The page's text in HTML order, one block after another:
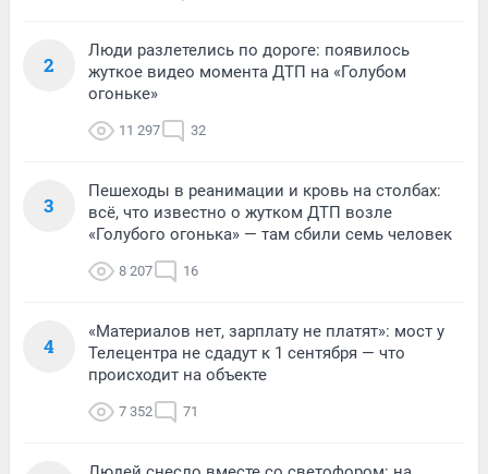
2
Люди разлетелись по дороге: появилось
жуткое видео момента ДТП на «Голубом
огоньке»
11 297 32
3
Пешеходы в реанимации и кровь на столбах:
всё, что известно о жутком ДТП возле
«Голубого огонька» — там сбили семь человек
8 207 16
4
«Материалов нет, зарплату не платят»: мост у
Телецентра не сдадут к 1 сентября — что
происходит на объекте
7 352 71